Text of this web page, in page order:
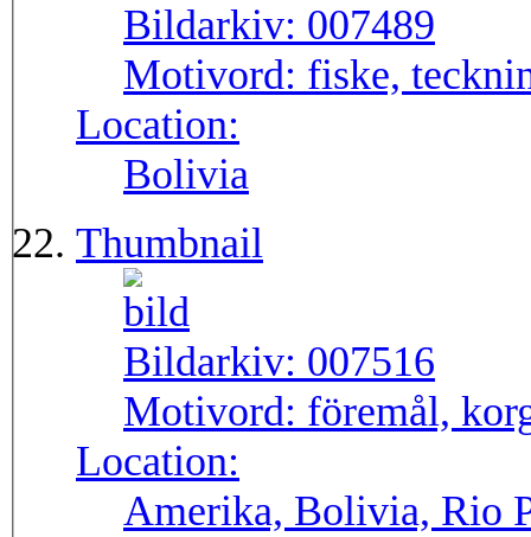
Bildarkiv: 007489
Motivord: fiske,
Location:
Bolivia
Thumbnail
Bildarkiv: 007516
Motivord: föremål,
Location:
Amerika, Bolivia, Rio